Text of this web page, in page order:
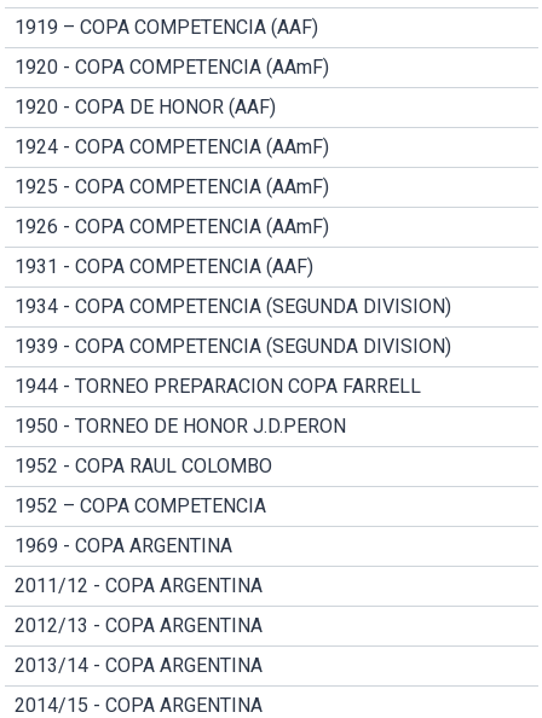
1919 – COPA COMPETENCIA (AAF)
1920 - COPA COMPETENCIA (AAmF)
1920 - COPA DE HONOR (AAF)
1924 - COPA COMPETENCIA (AAmF)
1925 - COPA COMPETENCIA (AAmF)
1926 - COPA COMPETENCIA (AAmF)
1931 - COPA COMPETENCIA (AAF)
1934 - COPA COMPETENCIA (SEGUNDA DIVISION)
1939 - COPA COMPETENCIA (SEGUNDA DIVISION)
1944 - TORNEO PREPARACION COPA FARRELL
1950 - TORNEO DE HONOR J.D.PERON
1952 - COPA RAUL COLOMBO
1952 – COPA COMPETENCIA
1969 - COPA ARGENTINA
2011/12 - COPA ARGENTINA
2012/13 - COPA ARGENTINA
2013/14 - COPA ARGENTINA
2014/15 - COPA ARGENTINA